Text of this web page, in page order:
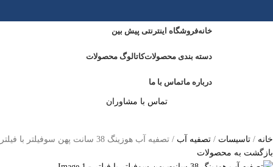
خانهفروشگاه اینترنتی پیش بین
دسته بندی محصولاتکاتالوگ محصولات
درباره ماتماس با ما
تماس با مشاوران
خانه تاسیسات تصفیه آب
تصفیه آب هوزینگ 38 سانت پهن سوفیلتر با فیلتر
بازگشت به محصولات